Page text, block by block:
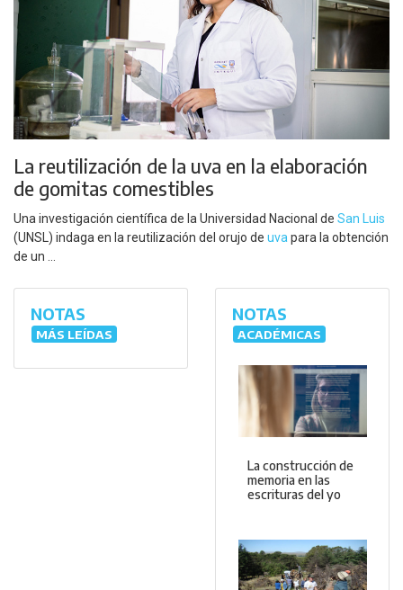
La reutilización de la uva en la elaboración
de gomitas comestibles
Una investigación científica de la Universidad Nacional de San Luis
(UNSL) indaga en la reutilización del orujo de uva para la obtención
de un ...
NOTAS
MÁS LEÍDAS
NOTAS
ACADÉMICAS
La construcción de
memoria en las
escrituras del yo